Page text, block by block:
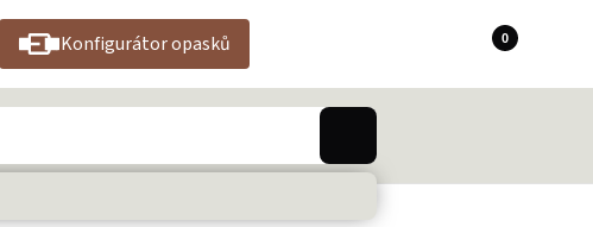
Konfigurátor opasků 0